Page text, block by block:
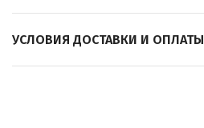
УСЛОВИЯ ДОСТАВКИ И ОПЛАТЫ